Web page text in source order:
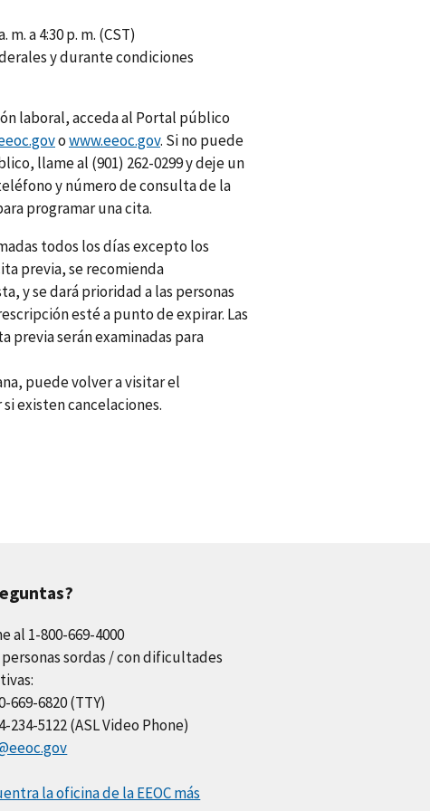
a 4:30 p. m. (CST)
y durante condiciones
laboral, acceda al Portal público
owww.eeoc.gov. Si no puede
llame al (901) 262-0299 y deje un
y número de consulta de la
programar una cita.
todos los días excepto los
previa, se recomienda
y se dará prioridad a las personas
esté a punto de expirar. Las
previa serán examinadas para
puede volver a visitar el
existen cancelaciones.
al 1-800-669-4000
personas sordas / con dificultades
669-6820 (TTY)
234-5122 (ASL Video Phone)
la oficina de la EEOC más